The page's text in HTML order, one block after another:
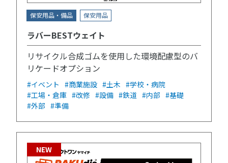
保安用品・備品 保安用品
ラバーBESTウェイト
リサイクル合成ゴムを使用した環境配慮型のバ
リケードオプション
#イベント #商業施設 #土木 #学校・病院
#工場・倉庫 #改修 #設備 #鉄道 #内部 #基礎
#外部 #準備
NEW